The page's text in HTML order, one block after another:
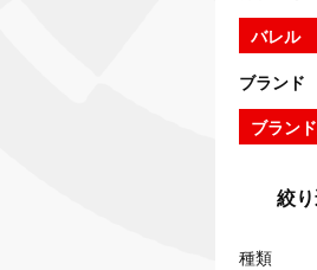
ブランド
絞
種類